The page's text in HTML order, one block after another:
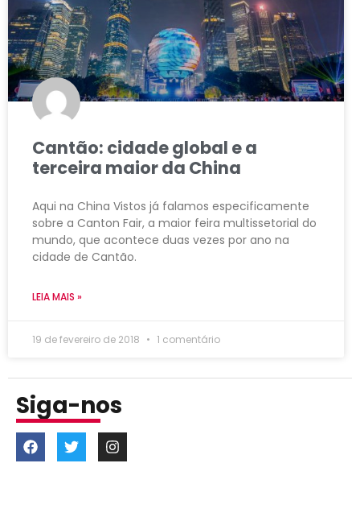
Cantão: cidade global e a
terceira maior da China
Aqui na China Vistos já falamos especificamente
sobre a Canton Fair, a maior feira multissetorial do
mundo, que acontece duas vezes por ano na
cidade de Cantão.
LEIA MAIS »
19 de fevereiro de 2018 1 comentário
Siga-nos